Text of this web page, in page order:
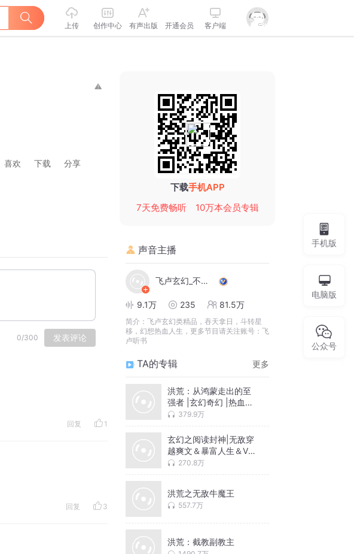
上传 创作中心 有声出版 开通会员 客户端
喜欢 下载 分享
0/300 发表评论
回复 1
回复 3
下载手机APP
7天免费畅听
10万本会员专辑
声音主播
飞卢玄幻_不败升级
9.1万 235 81.5万
简介： 飞卢玄幻类精品，吞天拿日，斗转星
移，幻想热血人生，更多节目请关注账号：飞
卢听书
TA的专辑 更多
洪荒：从鸿蒙走出的至
强者 |玄幻奇幻 |热血爽
文 379.9万
玄幻之阅读封神|无敌穿
越爽文＆暴富人生＆VIP
免费270.8万
洪荒之无敌牛魔王
557.7万
洪荒：截教副教主
手机版
电脑版
公众号